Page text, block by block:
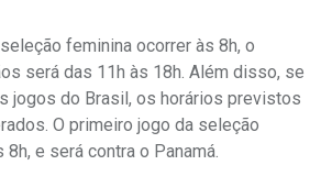
feminina ocorrer às 8h, o
será das 11h às 18h. Além disso, se
jogos do Brasil, os horários previstos
O primeiro jogo da seleção
e será contra o Panamá.